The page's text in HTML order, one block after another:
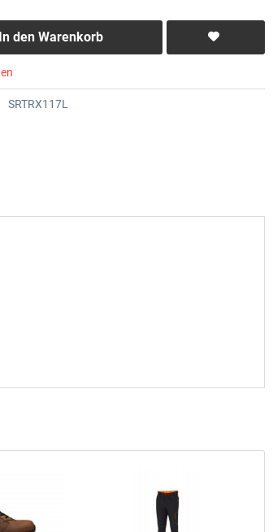
In den Warenkorb
SRTRX117L